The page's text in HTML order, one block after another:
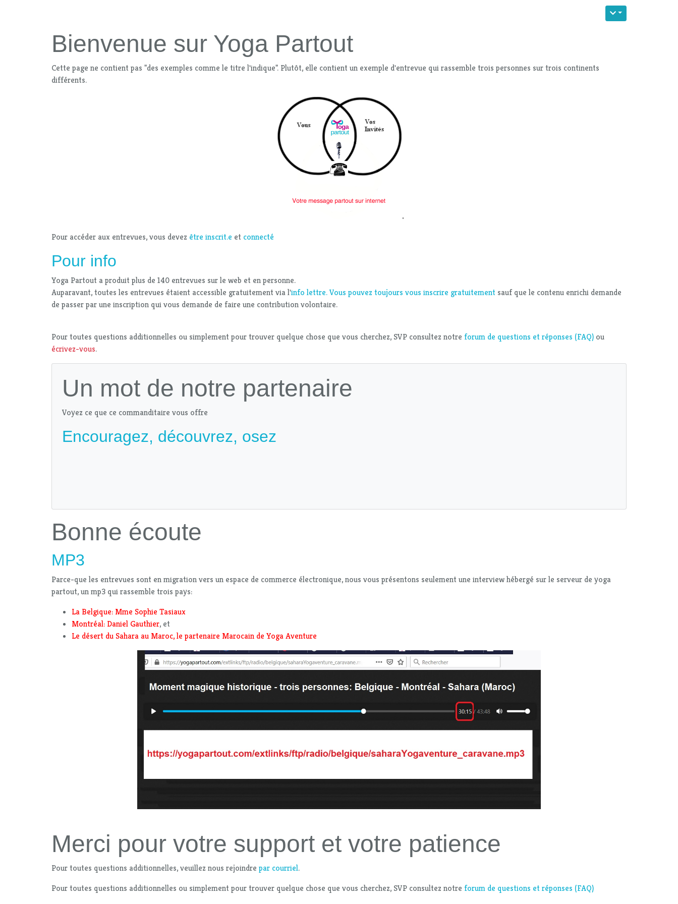
Bienvenue sur Yoga Partout
Cette page ne contient pas "des exemples comme le titre l'indique". Plutôt, elle contient un exemple d'entrevue qui rassemble trois personnes sur trois continents
différents.
Pour accéder aux entrevues, vous devez être inscrit.e et connecté
Pour info
Yoga Partout a produit plus de 140 entrevues sur le web et en personne.
Auparavant, toutes les entrevues étaient accessible gratuitement via l'info lettre. Vous pouvez toujours vous inscrire gratuitement sauf que le contenu enrichi demande
de passer par une inscription qui vous demande de faire une contribution volontaire.
Pour toutes questions additionnelles ou simplement pour trouver quelque chose que vous cherchez, SVP consultez notre forum de questions et réponses (FAQ) ou
écrivez-vous.
Un mot de notre partenaire
Voyez ce que ce commanditaire vous offre
Encouragez, découvrez, osez
Bonne écoute
MP3
Parce-que les entrevues sont en migration vers un espace de commerce électronique, nous vous présentons seulement une interview hébergé sur le serveur de yoga
partout, un mp3 qui rassemble trois pays:
La Belgique: Mme Sophie Tasiaux
Montréal: Daniel Gauthier, et
Le désert du Sahara au Maroc, le partenaire Marocain de Yoga Aventure
Merci pour votre support et votre patience
Pour toutes questions additionnelles, veuillez nous rejoindre par courriel.
Pour toutes questions additionnelles ou simplement pour trouver quelque chose que vous cherchez, SVP consultez notre forum de questions et réponses (FAQ)